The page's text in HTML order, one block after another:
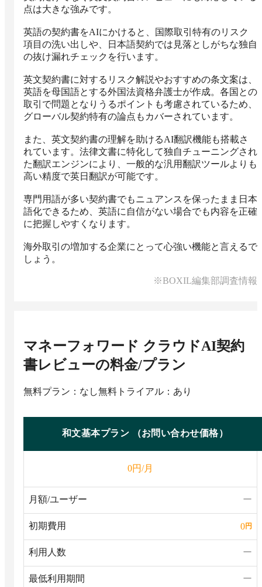
点は大きな強みです。
英語の契約書をAIにかけると、国際取引特有のリスク
項目の洗い出しや、日本語契約では見落としがちな独自
の抜け漏れチェックを行います。
英文契約書に対するリスク解説やおすすめの条文案は、
英語を母国語とする外国法資格弁護士が作成。各国との
取引で問題となりうるポイントも考慮されているため、
グローバル契約特有の論点もカバーされています。
また、英文契約書の理解を助けるAI翻訳機能も搭載さ
れています。法律文書に特化して独自チューニングされ
た翻訳エンジンにより、一般的な汎用翻訳ツールよりも
高い精度で英日翻訳が可能です。
専門用語が多い契約書でもニュアンスを保ったまま日本
語化できるため、英語に自信がない場合でも内容を正確
に把握しやすくなります。
海外取引の増加する企業にとって心強い機能と言えるで
しょう。
※BOXIL編集部調査情報
マネーフォワード クラウドAI契約
書レビューの料金/プラン
無料プラン：なし無料トライアル：あり
和⽂基本プラン （お問い合わせ価格）
0円/月
月額/ユーザー ー
初期費用 0円
利用人数 ー
最低利用期間 ー